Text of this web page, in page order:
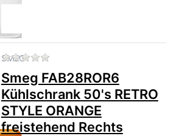
SMEG Zu diesem Produkt liegen
Smeg FAB28ROR6
Kühlschrank 50's RETRO
STYLE ORANGE
freistehend Rechts